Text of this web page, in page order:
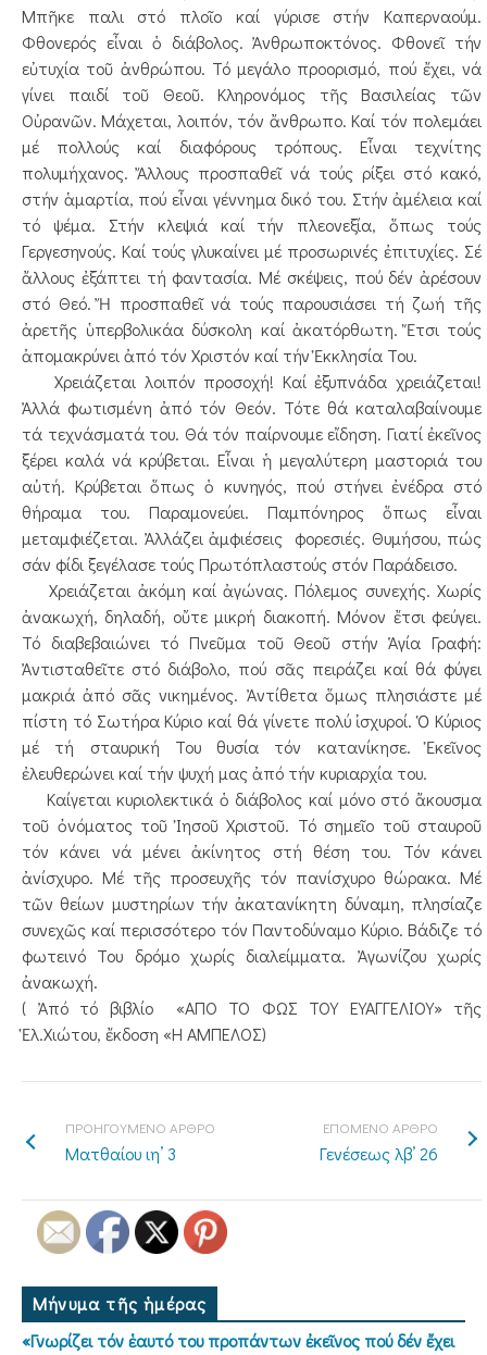
Μπῆκε παλι στό πλοῖο καί γύρισε στήν Καπερναούμ.
Φθονερός εἶναι ὁ διάβολος. Ἀνθρωποκτόνος. Φθονεῖ τήν
εὐτυχία τοῦ ἀνθρώπου. Τό μεγάλο προορισμό, πού ἔχει, νά
γίνει παιδί τοῦ Θεοῦ. Κληρονόμος τῆς Βασιλείας τῶν
Οὐρανῶν. Μάχεται, λοιπόν, τόν ἄνθρωπο. Καί τόν πολεμάει
μέ πολλούς καί διαφόρους τρόπους. Εἶναι τεχνίτης
πολυμήχανος. Ἄλλους προσπαθεῖ νά τούς ρίξει στό κακό,
στήν ἁμαρτία, πού εἶναι γέννημα δικό του. Στήν ἀμέλεια καί
τό ψέμα. Στήν κλεψιά καί τήν πλεονεξία, ὅπως τούς
Γεργεσηνούς. Καί τούς γλυκαίνει μέ προσωρινές ἐπιτυχίες. Σέ
ἄλλους ἐξάπτει τή φαντασία. Μέ σκέψεις, πού δέν ἀρέσουν
στό Θεό. Ἤ προσπαθεῖ νά τούς παρουσιάσει τή ζωή τῆς
ἀρετῆς ὑπερβολικάα δύσκολη καί ἀκατόρθωτη. Ἔτσι τούς
ἀπομακρύνει ἀπό τόν Χριστόν καί τήν Ἐκκλησία Του.
Χρειάζεται λοιπόν προσοχή! Καί ἐξυπνάδα χρειάζεται!
Ἀλλά φωτισμένη ἀπό τόν Θεόν. Τότε θά καταλαβαίνουμε
τά τεχνάσματά του. Θά τόν παίρνουμε εἴδηση. Γιατί ἐκεῖνος
ξέρει καλά νά κρύβεται. Εἶναι ἡ μεγαλύτερη μαστοριά του
αὐτή. Κρύβεται ὅπως ὁ κυνηγός, πού στήνει ἐνέδρα στό
θήραμα του. Παραμονεύει. Παμπόνηρος ὅπως εἶναι
μεταμφιέζεται. Ἀλλάζει ἀμφιέσεις φορεσιές. Θυμήσου, πώς
σάν φίδι ξεγέλασε τούς Πρωτόπλαστούς στόν Παράδεισο.
Χρειάζεται ἀκόμη καί ἀγώνας. Πόλεμος συνεχής. Χωρίς
ἀνακωχή, δηλαδή, οὔτε μικρή διακοπή. Μόνον ἔτσι φεύγει.
Τό διαβεβαιώνει τό Πνεῦμα τοῦ Θεοῦ στήν Ἁγία Γραφή:
Ἀντισταθεῖτε στό διάβολο, πού σᾶς πειράζει καί θά φύγει
μακριά ἀπό σᾶς νικημένος. Ἀντίθετα ὅμως πλησιάστε μέ
πίστη τό Σωτήρα Κύριο καί θά γίνετε πολύ ἰσχυροί. Ὁ Κύριος
μέ τή σταυρική Του θυσία τόν κατανίκησε. Ἐκεῖνος
ἐλευθερώνει καί τήν ψυχή μας ἀπό τήν κυριαρχία του.
Καίγεται κυριολεκτικά ὁ διάβολος καί μόνο στό ἄκουσμα
τοῦ ὀνόματος τοῦ Ἰησοῦ Χριστοῦ. Τό σημεῖο τοῦ σταυροῦ
τόν κάνει νά μένει ἀκίνητος στή θέση του. Τόν κάνει
ἀνίσχυρο. Μέ τῆς προσευχῆς τόν πανίσχυρο θώρακα. Μέ
τῶν θείων μυστηρίων τήν ἀκατανίκητη δύναμη, πλησίαζε
συνεχῶς καί περισσότερο τόν Παντοδύναμο Κύριο. Βάδιζε τό
φωτεινό Του δρόμο χωρίς διαλείμματα. Ἀγωνίζου χωρίς
ἀνακωχή.
( Ἀπό τό βιβλίο «ΑΠΟ ΤΟ ΦΩΣ ΤΟΥ ΕΥΑΓΓΕΛΙΟΥ» τῆς
Ἑλ.Χιώτου, ἔκδοση «Η ΑΜΠΕΛΟΣ)
ΠΡΟΗΓΟΥΜΕΝΟ ΑΡΘΡΟ
Ματθαίου ιη’ 3
ΕΠΟΜΕΝΟ ΑΡΘΡΟ
Γενέσεως λβ’ 26
Μήνυμα τῆς ἡμέρας
«Γνωρίζει τόν ἑαυτό του προπάντων ἐκεῖνος πού δέν ἔχει